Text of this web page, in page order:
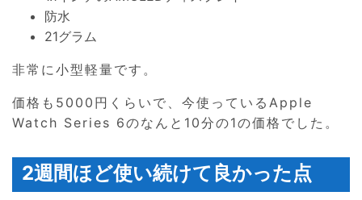
防水
21グラム
非常に小型軽量です。
価格も5000円くらいで、今使っているApple
Watch Series 6のなんと10分の1の価格でした。
2週間ほど使い続けて良かった点